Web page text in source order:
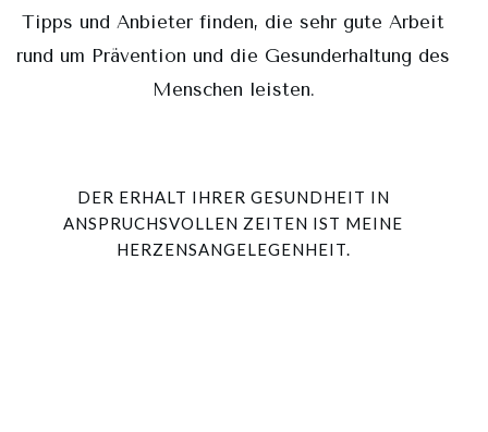
Tipps und Anbieter finden, die sehr gute Arbeit
rund um Prävention und die Gesunderhaltung des
Menschen leisten.
DER ERHALT IHRER GESUNDHEIT IN
ANSPRUCHSVOLLEN ZEITEN IST MEINE
HERZENSANGELEGENHEIT.